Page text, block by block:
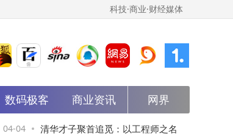
科技·商业·财经媒体
数码极客 商业资讯 网界
04 清华才子聚首追觅：以工程师之名，用创新
阿里千问App万相2.7模型上线：视频编辑、续写、动作模仿轻松搞定
中国公司研发电子皮肤，机器人触觉难题迎突破，成本降至传统方案1/5